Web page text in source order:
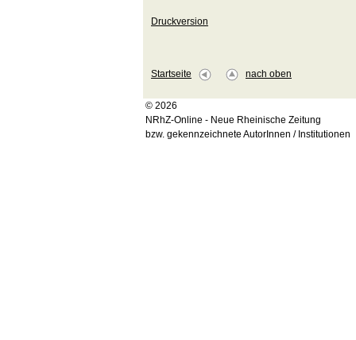
Druckversion
Startseite nach oben
© 2026
NRhZ-Online - Neue Rheinische Zeitung
bzw. gekennzeichnete AutorInnen / Institutionen